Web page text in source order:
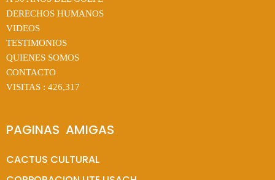
DERECHOS HUMANOS
VIDEOS
TESTIMONIOS
QUIENES SOMOS
CONTACTO
VISITAS : 426,317
PAGINAS  AMIGAS
CACTUS CULTURAL